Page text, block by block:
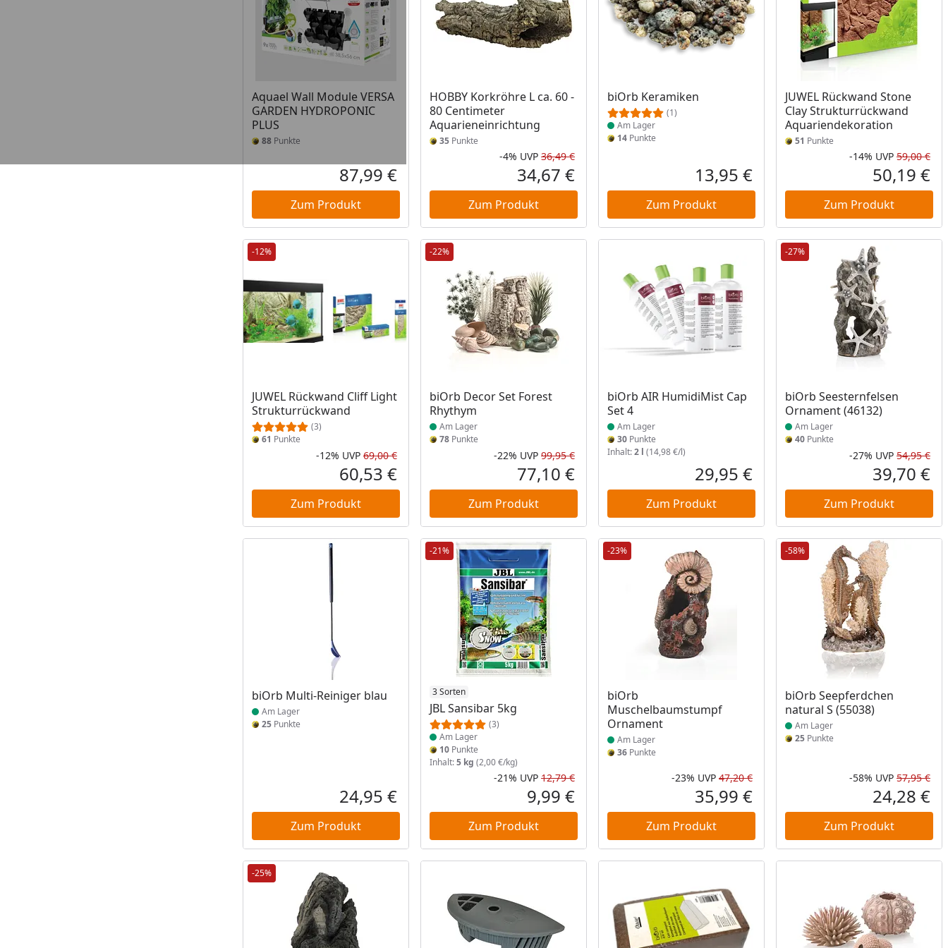
Aquael Wall Module VERSA
GARDEN HYDROPONIC
PLUS
88 Punkte
Aktueller Preis
87,99 €
Zum Produkt
HOBBY Korkröhre L ca. 60 -
80 Centimeter
Aquarieneinrichtung
35 Punkte
Rabatt in Prozent
-4%
Ursprünglicher Preis
UVP 36,49 €
Aktueller Preis
34,67 €
Zum Produkt
biOrb Keramiken
(1)
Produkt am Lager
Am Lager
14 Punkte
Aktueller Preis
13,95 €
Zum Produkt
JUWEL Rückwand Stone
Clay Strukturrückwand
Aquariendekoration
51 Punkte
-14% UVP 59,00 €
50,19 €
Zum Produkt
-12%
JUWEL Rückwand Cliff Light
Strukturrückwand
(3)
61 Punkte
Rabatt in Prozent
-12%
Ursprünglicher Preis
UVP 69,00 €
Aktueller Preis
60,53 €
Zum Produkt
-22%
biOrb Decor Set Forest
Rhythym
Produkt am Lager
Am Lager
78 Punkte
Rabatt in Prozent
-22%
Ursprünglicher Preis
UVP 99,95 €
Aktueller Preis
77,10 €
Zum Produkt
biOrb AIR HumidiMist Cap
Set 4
Produkt am Lager
Am Lager
30 Punkte
Inhalt:2 l (14,98 €/l)
Aktueller Preis
29,95 €
Zum Produkt
-27%
biOrb Seesternfelsen
Ornament (46132)
Produkt am Lager
Am Lager
40 Punkte
-27% UVP 54,95 €
39,70 €
Zum Produkt
biOrb Multi-Reiniger blau
Produkt am Lager
Am Lager
25 Punkte
Aktueller Preis
24,95 €
Zum Produkt
-21%
3 Sorten
JBL Sansibar 5kg
(3)
Produkt am Lager
Am Lager
10 Punkte
Inhalt:5 kg (2,00 €/kg)
Rabatt in Prozent
-21%
Ursprünglicher Preis
UVP 12,79 €
Aktueller Preis
9,99 €
Zum Produkt
-23%
biOrb
Muschelbaumstumpf
Ornament
Produkt am Lager
Am Lager
36 Punkte
Rabatt in Prozent
-23%
Ursprünglicher Preis
UVP 47,20 €
Aktueller Preis
35,99 €
Zum Produkt
-58%
biOrb Seepferdchen
natural S (55038)
Produkt am Lager
Am Lager
25 Punkte
-58% UVP 57,95 €
24,28 €
Zum Produkt
-25%